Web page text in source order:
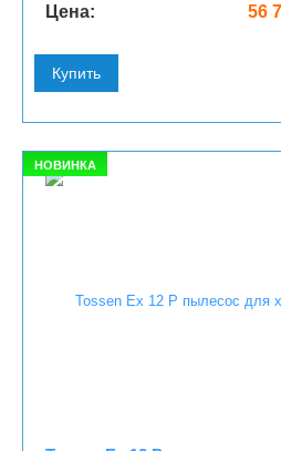
Цена: 56
Купить
НОВИНКА